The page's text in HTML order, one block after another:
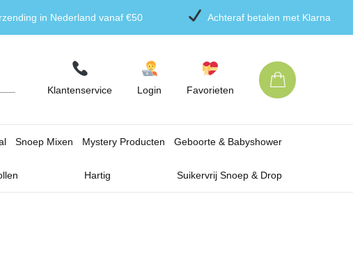
in Nederland vanaf €50 Achteraf betalen met Klarna
Klantenservice Login Favorieten
Snoep Mixen Mystery Producten Geboorte & Babyshower
Hartig Suikervrij Snoep & Drop